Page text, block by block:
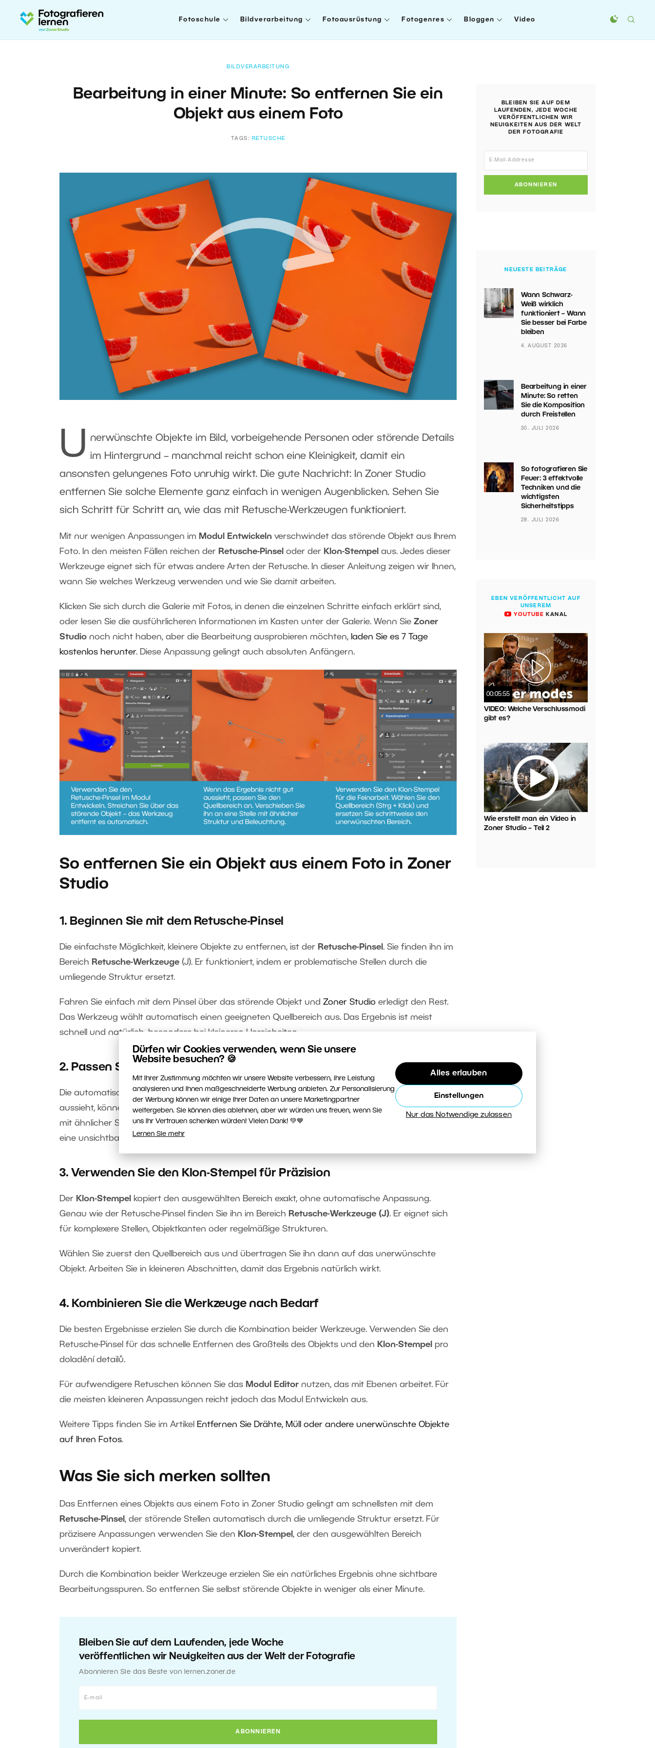
Dürfen wir Cookies verwenden, wenn Sie unsere
Website besuchen? 🍪
Mit Ihrer Zustimmung möchten wir unsere Website verbessern, ihre Leistung
analysieren und Ihnen maßgeschneiderte Werbung anbieten. Zur Personalisierung
der Werbung können wir einige Ihrer Daten an unsere Marketingpartner
weitergeben. Sie können dies ablehnen, aber wir würden uns freuen, wenn Sie
uns Ihr Vertrauen schenken würden! Vielen Dank! 💚💙
Lernen Sie mehr
Alles erlauben
Einstellungen
Nur das Notwendige zulassen
Fotoschule Bildverarbeitung Fotoausrüstung Fotogenres Bloggen Video
BILDVERARBEITUNG
Bearbeitung in einer Minute: So entfernen Sie ein
Objekt aus einem Foto
TAGS: RETUSCHE
U nerwünschte Objekte im Bild, vorbeigehende Personen oder störende Details
im Hintergrund – manchmal reicht schon eine Kleinigkeit, damit ein
ansonsten gelungenes Foto unruhig wirkt. Die gute Nachricht: In Zoner Studio
entfernen Sie solche Elemente ganz einfach in wenigen Augenblicken. Sehen Sie
sich Schritt für Schritt an, wie das mit Retusche-Werkzeugen funktioniert.
Mit nur wenigen Anpassungen im Modul Entwickeln verschwindet das störende Objekt aus Ihrem
Foto. In den meisten Fällen reichen der Retusche-Pinsel oder der Klon-Stempel aus. Jedes dieser
Werkzeuge eignet sich für etwas andere Arten der Retusche. In dieser Anleitung zeigen wir Ihnen,
wann Sie welches Werkzeug verwenden und wie Sie damit arbeiten.
Klicken Sie sich durch die Galerie mit Fotos, in denen die einzelnen Schritte einfach erklärt sind,
oder lesen Sie die ausführlicheren Informationen im Kasten unter der Galerie. Wenn Sie Zoner
Studio noch nicht haben, aber die Bearbeitung ausprobieren möchten, laden Sie es 7 Tage
kostenlos herunter. Diese Anpassung gelingt auch absoluten Anfängern.
So entfernen Sie ein Objekt aus einem Foto in Zoner
Studio
1. Beginnen Sie mit dem Retusche-Pinsel
Die einfachste Möglichkeit, kleinere Objekte zu entfernen, ist der Retusche-Pinsel . Sie finden ihn im
Bereich Retusche-Werkzeuge (J). Er funktioniert, indem er problematische Stellen durch die
umliegende Struktur ersetzt.
Fahren Sie einfach mit dem Pinsel über das störende Objekt und Zoner Studio erledigt den Rest.
Das Werkzeug wählt automatisch einen geeigneten Quellbereich aus. Das Ergebnis ist meist
schnell und natürlich, besonders bei kleineren Unreinheiten.
2. Passen Sie den Quellbereich an
Die automatische Auswahl trifft nicht immer die ideale Stelle. Wenn das Ergebnis nicht gut
aussieht, können Sie den Quellbereich manuell verschieben. Wählen Sie möglichst einen Bereich
mit ähnlicher Struktur und Lichtverhältnissen. Ein gut gewählter Quellbereich ist entscheidend für
eine unsichtbare Retusche.
3. Verwenden Sie den Klon-Stempel für Präzision
Der Klon-Stempel
kopiert den ausgewählten Bereich exakt, ohne automatische Anpassung.
Genau wie der Retusche-Pinsel finden Sie ihn im Bereich Retusche-Werkzeuge (J). Er eignet sich
für komplexere Stellen, Objektkanten oder regelmäßige Strukturen.
Wählen Sie zuerst den Quellbereich aus und übertragen Sie ihn dann auf das unerwünschte
Objekt. Arbeiten Sie in kleineren Abschnitten, damit das Ergebnis natürlich wirkt.
4. Kombinieren Sie die Werkzeuge nach Bedarf
Die besten Ergebnisse erzielen Sie durch die Kombination beider Werkzeuge. Verwenden Sie den
Retusche-Pinsel für das schnelle Entfernen des Großteils des Objekts und den Klon-Stempel
pro
doladění detailů.
Für aufwendigere Retuschen können Sie das Modul Editor nutzen, das mit Ebenen arbeitet. Für
die meisten kleineren Anpassungen reicht jedoch das Modul Entwickeln aus.
Weitere Tipps finden Sie im Artikel
Entfernen Sie Drähte, Müll oder andere unerwünschte Objekte
auf Ihren Fotos.
Was Sie sich merken sollten
Das Entfernen eines Objekts aus einem Foto in Zoner Studio gelingt am schnellsten mit dem
Retusche-Pinsel , der störende Stellen automatisch durch die umliegende Struktur ersetzt. Für
präzisere Anpassungen verwenden Sie den Klon-Stempel , der den ausgewählten Bereich
unverändert kopiert.
Durch die Kombination beider Werkzeuge erzielen Sie ein natürliches Ergebnis ohne sichtbare
Bearbeitungsspuren. So entfernen Sie selbst störende Objekte in weniger als einer Minute.
Bleiben Sie auf dem Laufenden, jede Woche
veröffentlichen wir Neuigkeiten aus der Welt der Fotografie
Abonnieren Sie das Beste von lernen.zoner.de
BLEIBEN SIE AUF DEM
LAUFENDEN, JEDE WOCHE
VERÖFFENTLICHEN WIR
NEUIGKEITEN AUS DER WELT
DER FOTOGRAFIE
ABONNIEREN
NEUESTE BEITRÄGE
Wann Schwarz-
Weiß wirklich
funktioniert – Wann
Sie besser bei Farbe
bleiben
4. AUGUST 2026
Bearbeitung in einer
Minute: So retten
Sie die Komposition
durch Freistellen
30. JULI 2026
So fotografieren Sie
Feuer: 3 effektvolle
Techniken und die
wichtigsten
Sicherheitstipps
28. JULI 2026
EBEN VERÖFFENTLICHT AUF
UNSEREM
YOUTUBE KANAL
00:05:55
VIDEO: Welche Verschlussmodi
gibt es?
Wie erstellt man ein Video in
Zoner Studio – Teil 2